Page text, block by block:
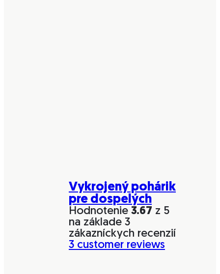
Vykrojený pohárik
pre dospelých
Hodnotenie 3.67 z 5
na základe 3
zákazníckych recenzií
3 customer reviews